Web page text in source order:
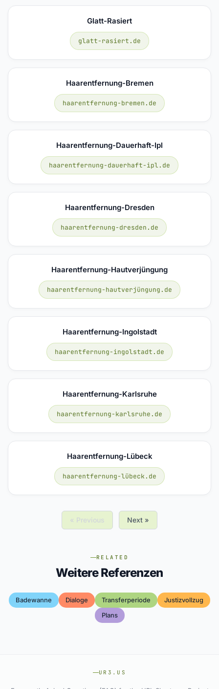
Glatt-Rasiert
glatt-rasiert.de
Haarentfernung-Bremen
haarentfernung-bremen.de
Haarentfernung-Dauerhaft-Ipl
haarentfernung-dauerhaft-ipl.de
Haarentfernung-Dresden
haarentfernung-dresden.de
Haarentfernung-Hautverjüngung
haarentfernung-hautverjüngung.de
Haarentfernung-Ingolstadt
haarentfernung-ingolstadt.de
Haarentfernung-Karlsruhe
haarentfernung-karlsruhe.de
Haarentfernung-Lübeck
haarentfernung-lübeck.de
« Previous Next »
RELATED
Weitere Referenzen
Badewanne Dialoge Transferperiode
Justizvollzug
Plans
UR3.US